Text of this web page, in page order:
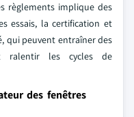
règlements implique des
essais, la certification et
qui peuvent entraîner des
ralentir les cycles de
des fenêtres